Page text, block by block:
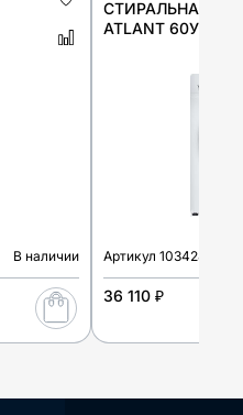
В наличии
СТИРАЛЬНАЯ
ATLANT
Артикул 103428
36 110 ₽